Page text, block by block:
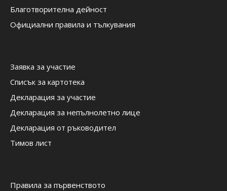
Благотворителна дейност
Официални правила и тълкувания
Заявка за участие
Списък за картотека
Декларация за участие
Декларация за непълнолетно лице
Декларация от ръководител
Тимов лист
Правила за първенството